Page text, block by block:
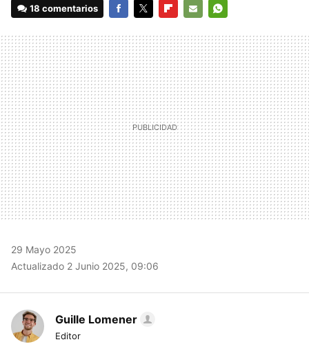
18 comentarios
MAIL
29 Mayo 2025
Actualizado 2 Junio 2025, 09:06
Guille Lomener
Editor